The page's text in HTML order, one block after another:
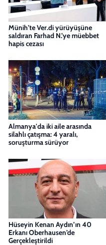
Münih’te Ver.di yürüyüşüne
saldıran Farhad N.’ye müebbet
hapis cezası
Almanya'da iki aile arasında
silahlı çatışma: 4 yaralı,
soruşturma sürüyor
Hüseyin Kenan Aydın’ın 40
Erkanı Oberhausen’de
Gerçekleştirildi